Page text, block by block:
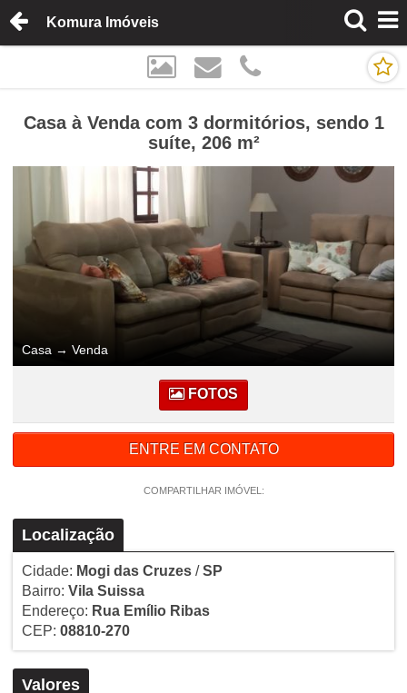
Komura Imóveis
Casa à Venda com 3 dormitórios, sendo 1
suíte, 206 m²
Casa → Venda
FOTOS
ENTRE EM CONTATO
COMPARTILHAR IMÓVEL:
Localização
Cidade: Mogi das Cruzes/SP
Bairro: Vila Suissa
Endereço: Rua Emílio Ribas
CEP: 08810-270
Valores